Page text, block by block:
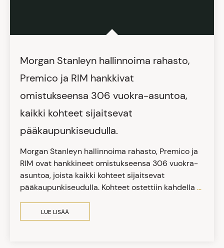
Morgan Stanleyn hallinnoima rahasto,
Premico ja RIM hankkivat
omistukseensa 306 vuokra-asuntoa,
kaikki kohteet sijaitsevat
pääkaupunkiseudulla.
Morgan Stanleyn hallinnoima rahasto, Premico ja
RIM ovat hankkineet omistukseensa 306 vuokra-
asuntoa, joista kaikki kohteet sijaitsevat
pääkaupunkiseudulla. Kohteet ostettiin kahdella ...
LUE LISÄÄ